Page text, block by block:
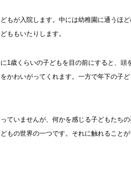
もが入院します。中には幼稚園に通うほ
ももいたりします。
1歳くらいの子どもを目の前にすると、頭
かわいがってくれます。一方で年下の子
ていませんが、何かを感じる子どもたち
もの世界の一つです。それに触れること